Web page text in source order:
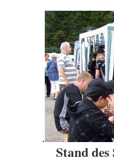
.
Stand